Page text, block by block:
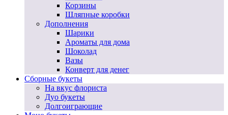
Корзины
Шляпные коробки
Дополнения
Шарики
Ароматы для дома
Шоколад
Вазы
Конверт для денег
Сборные букеты
На вкус флориста
Дуо букеты
Долгоиграющие